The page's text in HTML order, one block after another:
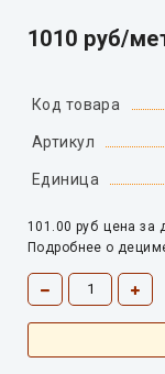
1010 руб/
Код товара
Артикул
Единица
101.00 руб цена за
Подробнее о